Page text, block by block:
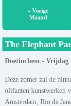
« Vorige
Maand
The Elephant
Doetinchem - Vrijdag
Deze zomer zal de
olifanten kunstwerken
Amsterdam, Rio de